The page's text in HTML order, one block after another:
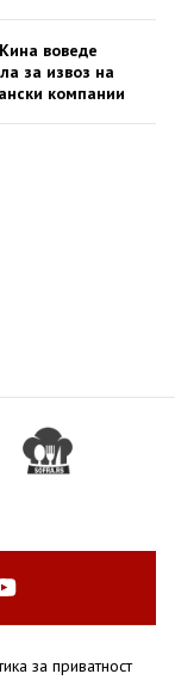
воведе
за извоз на
компании
за приватност